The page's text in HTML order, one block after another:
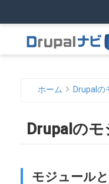
ン
く
ホーム Drupalの
Drupalの
モジュール